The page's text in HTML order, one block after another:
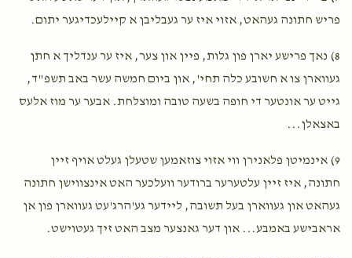
פריש חתונה געהאט, אזוי איז ער געבליבן א קיילעכדיגער יתום.
8) נאך פרישע יארן פון גלות, פיין און צער, איז ער ענדליך א חתן
געווארן צו א חשובע כלה תחי', און ביום חמשה עשר באב תשפ"ד,
גייט ער אונטער די חופה בשעה טובה ומוצלחת. אבער ער מוז אלעס
באצאלן...
9) אינמיטן פלאנירן ווי אזוי צוזאמען שטעלן געלט אויף זיין
חתונה, איז זיין עלטערער ברודער וועלכער האט אינצווישן חתונה
געהאט און געווארן בעל תשובה, ליידער גע'הרג'עט געווארן פון אן
אראבישע באמבע... און דער גאנצער מצב האט זיך געטוישט.